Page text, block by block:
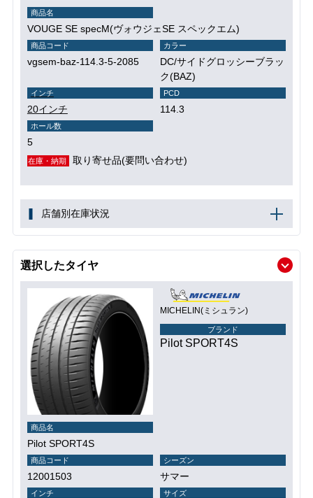
商品名
VOUGE SE specM(ヴォウジェSE スペックエム)
商品コード
vgsem-baz-114.3-5-2085
カラー
DC/サイドグロッシーブラッ
ク(BAZ)
インチ
20インチ
PCD
114.3
ホール数
5
在庫・納期 取り寄せ品(要問い合わせ)
店舗別在庫状況
選択したタイヤ
MICHELIN(ミシュラン)
ブランド
Pilot SPORT4S
商品名
Pilot SPORT4S
商品コード
12001503
シーズン
サマー
インチ サイズ